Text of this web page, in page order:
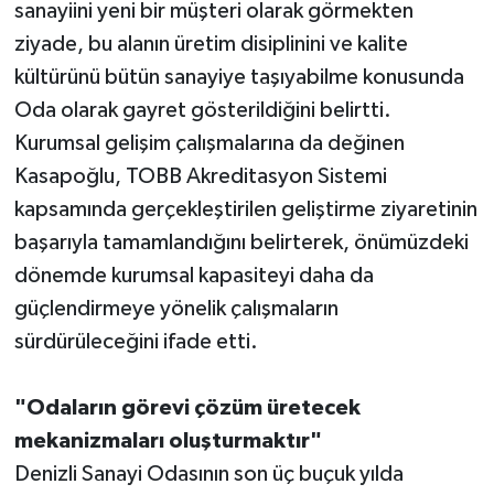
sanayiini yeni bir müşteri olarak görmekten
ziyade, bu alanın üretim disiplinini ve kalite
kültürünü bütün sanayiye taşıyabilme konusunda
Oda olarak gayret gösterildiğini belirtti.
Kurumsal gelişim çalışmalarına da değinen
Kasapoğlu, TOBB Akreditasyon Sistemi
kapsamında gerçekleştirilen geliştirme ziyaretinin
başarıyla tamamlandığını belirterek, önümüzdeki
dönemde kurumsal kapasiteyi daha da
güçlendirmeye yönelik çalışmaların
sürdürüleceğini ifade etti.
"Odaların görevi çözüm üretecek
mekanizmaları oluşturmaktır"
Denizli Sanayi Odasının son üç buçuk yılda